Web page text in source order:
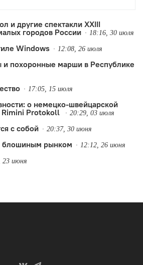
и другие спектакли XXIII
городов России
18:16, 30 июля
Windows 12:08, 26 июля
похоронные марши в Республике
17:05, 15 июля
о немецко-швейцарской
Rimini Protokoll
20:29, 03 июля
с собой 20:37, 30 июня
рынком 12:12, 26 июня
23 июня